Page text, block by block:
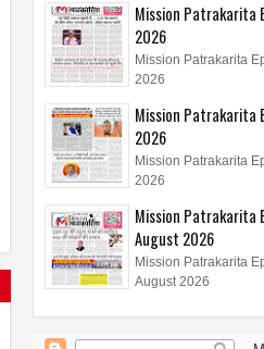
छठ पूजा के लिए घाट बनाने की
प्रक्रिया शुरू
Oct
2021
वंदे मातरम
सम्मान
26
Mission Patrakarita
2026
Mission Patrakarita
2026
Mission Patrakarita
2026
Mission Patrakarita
2026
Mission Patrakarita
August 2026
Mission Patrakarita
August 2026